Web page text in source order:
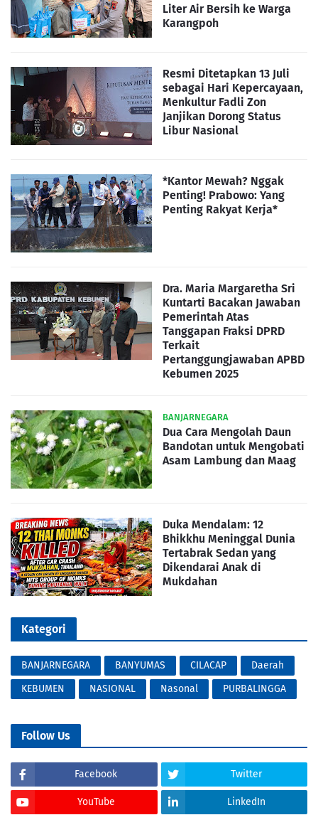
Liter Air Bersih ke Warga
Karangpoh
Resmi Ditetapkan 13 Juli
sebagai Hari Kepercayaan,
Menkultur Fadli Zon
Janjikan Dorong Status
Libur Nasional
*Kantor Mewah? Nggak
Penting! Prabowo: Yang
Penting Rakyat Kerja*
Dra. Maria Margaretha Sri
Kuntarti Bacakan Jawaban
Pemerintah Atas
Tanggapan Fraksi DPRD
Terkait
Pertanggungjawaban APBD
Kebumen 2025
BANJARNEGARA
Dua Cara Mengolah Daun
Bandotan untuk Mengobati
Asam Lambung dan Maag
Duka Mendalam: 12
Bhikkhu Meninggal Dunia
Tertabrak Sedan yang
Dikendarai Anak di
Mukdahan
Kategori
BANJARNEGARA BANYUMAS CILACAP
Daerah
KEBUMEN
NASIONAL Nasonal PURBALINGGA
Follow Us
Facebook Twitter
YouTube LinkedIn